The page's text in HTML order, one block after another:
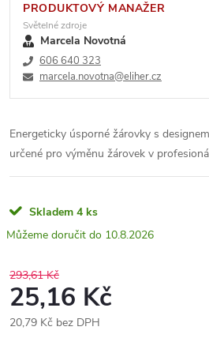
PRODUKTOVÝ MANAŽER
Světelné zdroje
Marcela Novotná
606 640 323
marcela.novotna@eliher.cz
Energeticky úsporné žárovky s
určené pro výměnu žárovek v
Skladem 4 ks
10.8.2026
293,61 Kč
25,16 Kč
20,79 Kč bez DPH